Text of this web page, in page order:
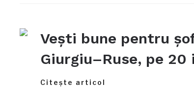
Vești bune pentru
Giurgiu–Ruse, pe 20
Citește articol